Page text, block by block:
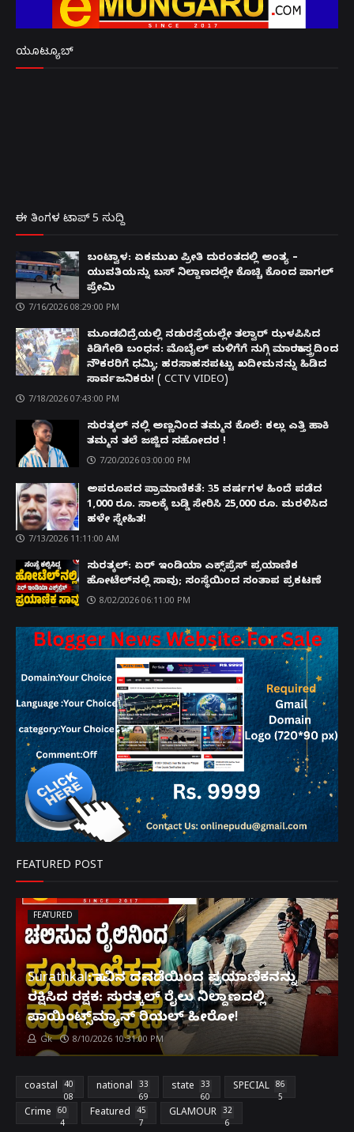
ಯೂಟ್ಯೂಬ್
ಈ ತಿಂಗಳ ಟಾಪ್ 5 ಸುದ್ದಿ
ಬಂಟ್ವಾಳ: ಏಕಮುಖ ಪ್ರೀತಿ ದುರಂತದಲ್ಲಿ ಅಂತ್ಯ –
ಯುವತಿಯನ್ನು ಬಸ್ ನಿಲ್ದಾಣದಲ್ಲೇ ಕೊಚ್ಚಿ ಕೊಂದ ಪಾಗಲ್
ಪ್ರೇಮಿ
7/16/2026 08:29:00 PM
ಮೂಡಬಿದ್ರೆಯಲ್ಲಿ ನಡುರಸ್ತೆಯಲ್ಲೇ ತಲ್ವಾರ್ ಝಳಪಿಸಿದ
ಕಿಡಿಗೇಡಿ ಬಂಧನ: ಮೊಬೈಲ್ ಮಳಿಗೆಗೆ ನುಗ್ಗಿ ಮಾರಕಾಸ್ತ್ರದಿಂದ
ನೌಕರರಿಗೆ ಧಮ್ಕಿ; ಹರಸಾಹಸಪಟ್ಟು ಖದೀಮನನ್ನು ಹಿಡಿದ
ಸಾರ್ವಜನಿಕರು! ( CCTV VIDEO)
7/18/2026 07:43:00 PM
ಸುರತ್ಕಲ್ ನಲ್ಲಿ ಅಣ್ಣನಿಂದ ತಮ್ಮನ ಕೊಲೆ: ಕಲ್ಲು ಎತ್ತಿ ಹಾಕಿ
ತಮ್ಮನ ತಲೆ ಜಜ್ಜಿದ ಸಹೋದರ !
7/20/2026 03:00:00 PM
ಅಪರೂಪದ ಪ್ರಾಮಾಣಿಕತೆ: 35 ವರ್ಷಗಳ ಹಿಂದೆ ಪಡೆದ
1,000 ರೂ. ಸಾಲಕ್ಕೆ ಬಡ್ಡಿ ಸೇರಿಸಿ 25,000 ರೂ. ಮರಳಿಸಿದ
ಹಳೇ ಸ್ನೇಹಿತ!
7/13/2026 11:11:00 AM
ಸುರತ್ಕಲ್: ಏರ್ ಇಂಡಿಯಾ ಎಕ್ಸ್‌ಪ್ರೆಸ್ ಪ್ರಯಾಣಿಕ
ಹೋಟೆಲ್‌ನಲ್ಲಿ ಸಾವು; ಸಂಸ್ಥೆಯಿಂದ ಸಂತಾಪ ಪ್ರಕಟಣೆ
8/02/2026 06:11:00 PM
FEATURED POST
FEATURED
Surathkal: ಸಾವಿನ ದವಡೆಯಿಂದ ಪ್ರಯಾಣಿಕನನ್ನು
ರಕ್ಷಿಸಿದ ರಕ್ಷಕ: ಸುರತ್ಕಲ್ ರೈಲು ನಿಲ್ದಾಣದಲ್ಲಿ
ಪಾಯಿಂಟ್ಸ್‌ಮ್ಯಾನ್ ರಿಯಲ್ ಹೀರೋ!
Gk 8/10/2026 10:31:00 PM
coastal
40
08
national
33
69
state
33
60
SPECIAL
86
5
Crime
60
4
Featured
45
7
GLAMOUR
32
6